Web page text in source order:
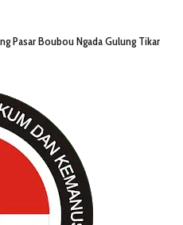
Pasar Boubou Ngada Gulung Tikar